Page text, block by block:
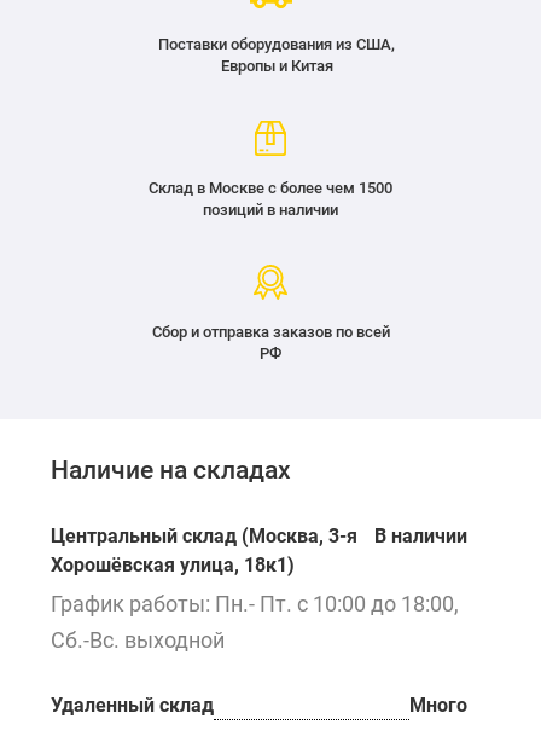
Поставки оборудования из США,
Европы и Китая
Склад в Москве с более чем 1500
позиций в наличии
Сбор и отправка заказов по всей
РФ
Наличие на складах
Центральный склад (Москва, 3-я
Хорошёвская улица, 18к1)
В наличии
График работы: Пн.- Пт. с 10:00 до 18:00,
Сб.-Вс. выходной
Удаленный склад Много